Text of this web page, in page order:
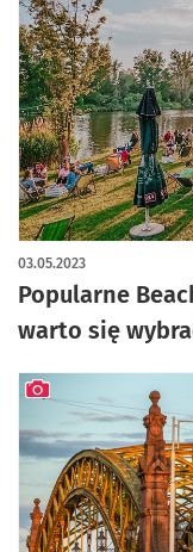
Popularne
warto się
03.05.2023